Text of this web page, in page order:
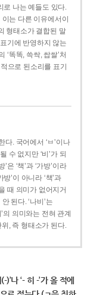
로 나는 예들도 있다.
는 다른 이유에서이
형태소가 결합된 말
기에 반영하지 않는
‘똑똑, 쓱싹, 쌉쌀’처
으로 된소리를 표기
다. 국어에서 ‘ㅂ’이나
수 없지만 ‘비’가 되
‘책’과 ‘가방’이라
’이 아니라 ‘책’과
때 의미가 없어지거
된다. ‘나비’는
’의 의미와는 전혀 관계
위, 즉 형태소가 된다.
나 ‘- 히 -’가 올 적에